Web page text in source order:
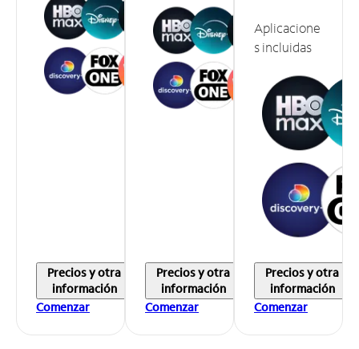
Precios y otra
información
Comenzar
Precios y otra
información
Comenzar
Aplicacione
s incluidas
Precios y otra
información
Comenzar